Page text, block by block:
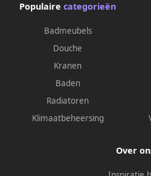
Populaire categorieën
Badmeubels
Douche
Kranen
Baden
Radiatoren
Klimaatbeheersing
Over